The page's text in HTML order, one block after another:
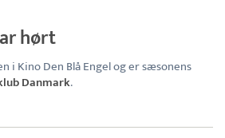
hørt
i Kino Den Blå Engel og er sæsonens
Danmark.